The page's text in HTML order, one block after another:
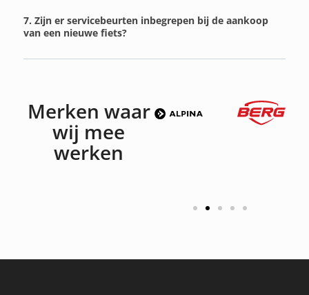
7. Zijn er servicebeurten inbegrepen bij de aankoop
van een nieuwe fiets?
Merken waar
wij mee
werken